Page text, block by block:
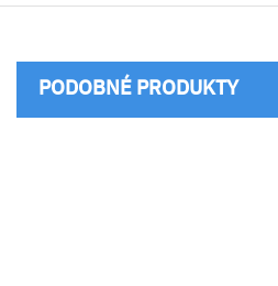
PODOBNÉ PRODUKTY